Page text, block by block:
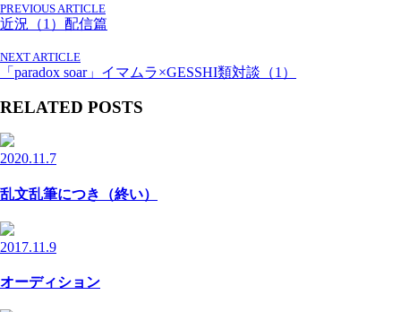
PREVIOUS ARTICLE
近況（1）配信篇
NEXT ARTICLE
「paradox soar」イマムラ×GESSHI類対談（1）
RELATED POSTS
2020.11.7
乱文乱筆につき（終い）
2017.11.9
オーディション